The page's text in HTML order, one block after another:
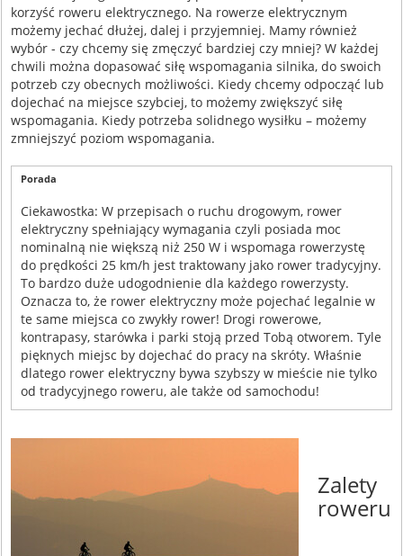
korzyść roweru elektrycznego. Na rowerze elektrycznym
możemy jechać dłużej, dalej i przyjemniej. Mamy również
wybór - czy chcemy się zmęczyć bardziej czy mniej? W każdej
chwili można dopasować siłę wspomagania silnika, do swoich
potrzeb czy obecnych możliwości. Kiedy chcemy odpocząć lub
dojechać na miejsce szybciej, to możemy zwiększyć siłę
wspomagania. Kiedy potrzeba solidnego wysiłku – możemy
zmniejszyć poziom wspomagania.
Porada
Ciekawostka: W przepisach o ruchu drogowym, rower
elektryczny spełniający wymagania czyli posiada moc
nominalną nie większą niż 250 W i wspomaga rowerzystę
do prędkości 25 km/h jest traktowany jako rower tradycyjny.
To bardzo duże udogodnienie dla każdego rowerzysty.
Oznacza to, że rower elektryczny może pojechać legalnie w
te same miejsca co zwykły rower! Drogi rowerowe,
kontrapasy, starówka i parki stoją przed Tobą otworem. Tyle
pięknych miejsc by dojechać do pracy na skróty. Właśnie
dlatego rower elektryczny bywa szybszy w mieście nie tylko
od tradycyjnego roweru, ale także od samochodu!
Zalety
roweru